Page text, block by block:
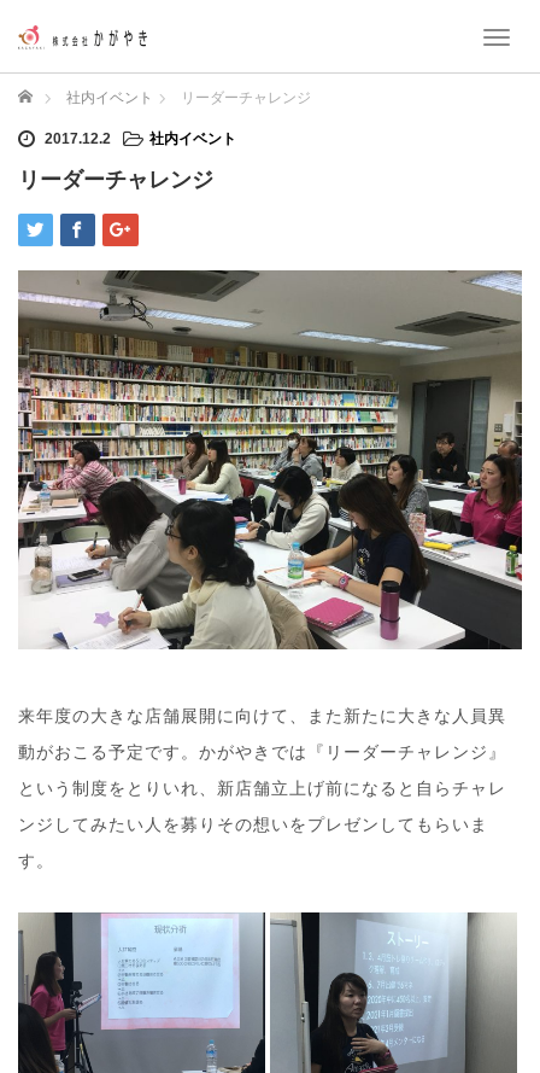
T
g
t
i
n
ホーム 社内イベント リーダーチャレンジ
2017.12.2 社内イベント
リーダーチャレンジ
来年度の大きな店舗展開に向けて、また新たに大きな人員異
動がおこる予定です。かがやきでは『リーダーチャレンジ』
という制度をとりいれ、新店舗立上げ前になると自らチャレ
ンジしてみたい人を募りその想いをプレゼンしてもらいま
す。